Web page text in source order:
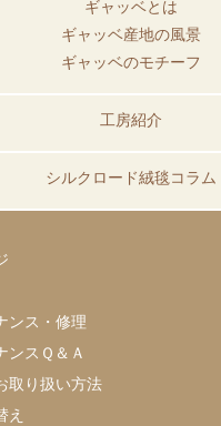
ギャッベとは
ギャッベ産地の風景
ギャッベのモチーフ
工房紹介
シルクロード絨毯コラム
ンス・修理
ンスＱ＆Ａ
取り扱い方法
え